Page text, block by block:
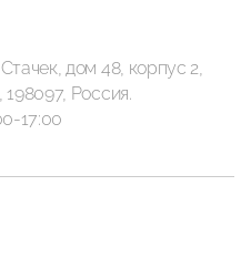
дом 48, корпус 2,
Россия.
17:00